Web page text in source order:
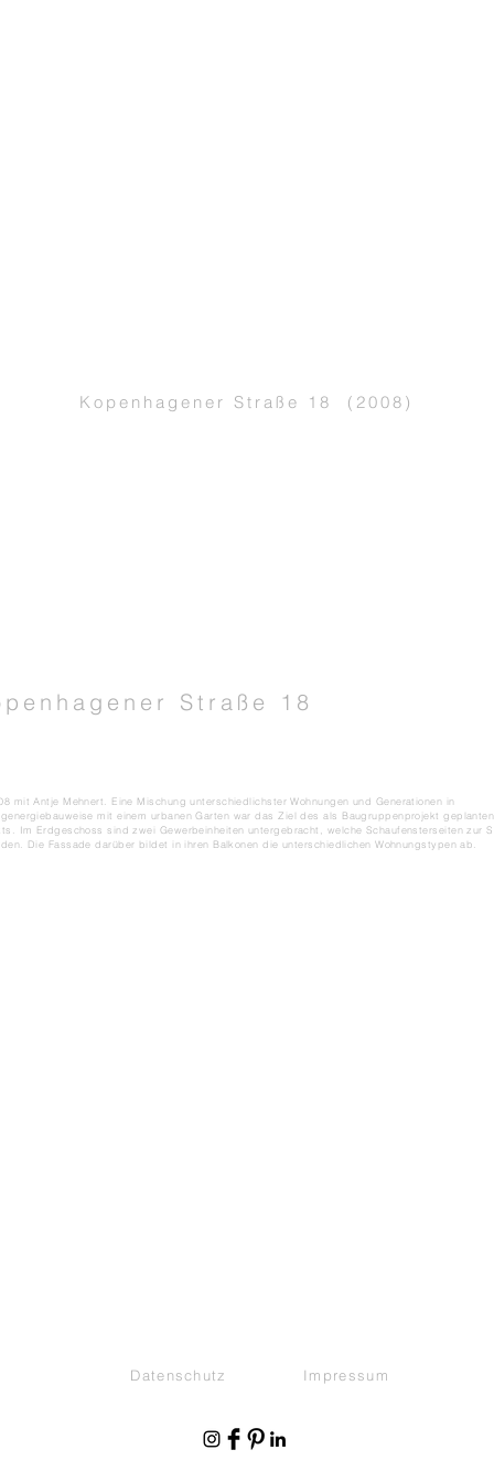
Kopenhagener Straße 18 (2008)
Straße 18
mit Antje Mehnert. Eine Mischung unterschiedlichster Wohnungen und Generationen in
mit einem urbanen Garten war das Ziel des als Baugruppenprojekt geplanten
Im Erdgeschoss sind zwei Gewerbeinheiten untergebracht, welche Schaufensterseiten zur
Die Fassade darüber bildet in ihren Balkonen die unterschiedlichen Wohnungstypen ab.
Datenschutz Impressum